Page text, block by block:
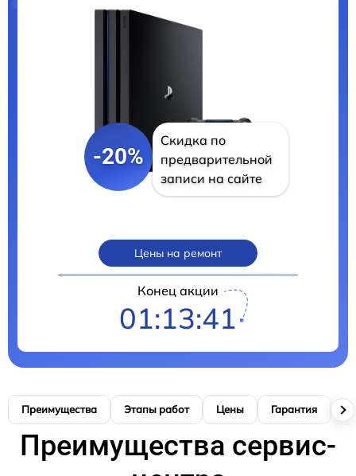
-20%
Скидка по
предварительной
записи на сайте
Цены на ремонт
Конец акции
01:13:40
Преимущества Этапы работ Цены Гарантия
Преимущества сервис-